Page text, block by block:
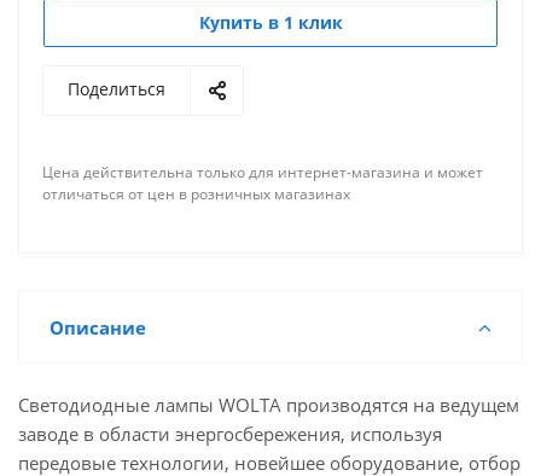
Купить в 1 клик
Поделиться
Цена действительна только для интернет-магазина и может
отличаться от цен в розничных магазинах
Описание
Светодиодные лампы WOLTA производятся на ведущем
заводе в области энергосбережения, используя
передовые технологии, новейшее оборудование, отбор